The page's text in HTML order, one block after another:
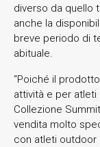
diverso da quello
anche la
breve periodo di
abituale.
“Poiché il
attività e per atleti
Collezione
vendita molto
con atleti outdoor